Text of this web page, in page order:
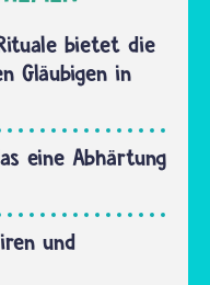
bietet die
Gläubigen in
eine Abhärtung
und